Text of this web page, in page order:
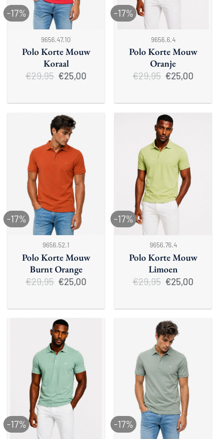
-17%
9656.47.10
Polo Korte Mouw
Koraal
€29,95 Oorspronkelijke
prijs
€25,00Huidige
prijs
-17%
9656.6.4
Polo Korte Mouw
Oranje
€29,95 Oorspronkelijke
prijs
€25,00Huidige
prijs
-17%
9656.52.1
Polo Korte Mouw
Burnt Orange
€29,95 Oorspronkelijke
prijs
€25,00Huidige
prijs
-17%
9656.76.4
Polo Korte Mouw
Limoen
€29,95 Oorspronkelijke
prijs
€25,00Huidige
prijs
-17% -17%